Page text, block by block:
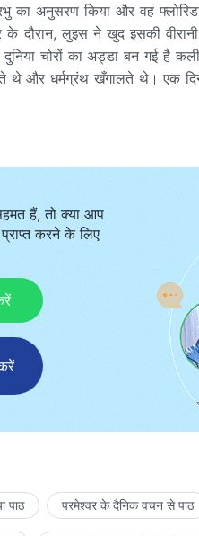
अनुसरण किया और वह
के दौरान, लुइस ने खुद इसकी
चोरों का अड्डा बन गई है
थे और धर्मग्रंथ खँगालते थे। एक
हैं, तो क्या आप
करने के लिए
पाठ परमेश्वर के दैनिक वचन से पाठ